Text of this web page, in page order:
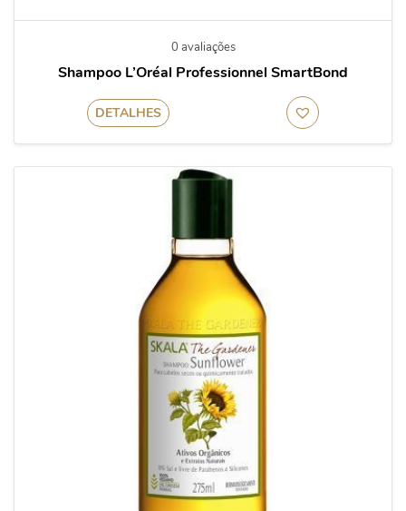
0 avaliações
Shampoo L’Oréal Professionnel SmartBond
DETALHES